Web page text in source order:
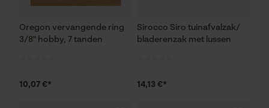
Oregon vervangende ring
3/8" hobby, 7 tanden
10,07 €*
Sirocco Siro tuinafvalzak/
bladerenzak met lussen
14,13 €*
Econda Analytics
Mouseflow Web Analytics Tool
Fact-Finder Tracking